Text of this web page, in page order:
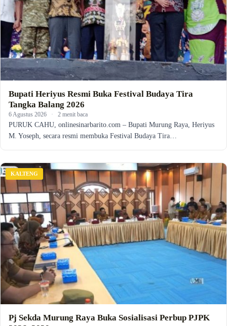
Bupati Heriyus Resmi Buka Festival Budaya Tira
Tangka Balang 2026
6 Agustus 2026 · 2 menit baca
PURUK CAHU, onlinesinarbarito.com – Bupati Murung Raya, Heriyus
M. Yoseph, secara resmi membuka Festival Budaya Tira…
KALTENG
Pj Sekda Murung Raya Buka Sosialisasi Perbup PJPK